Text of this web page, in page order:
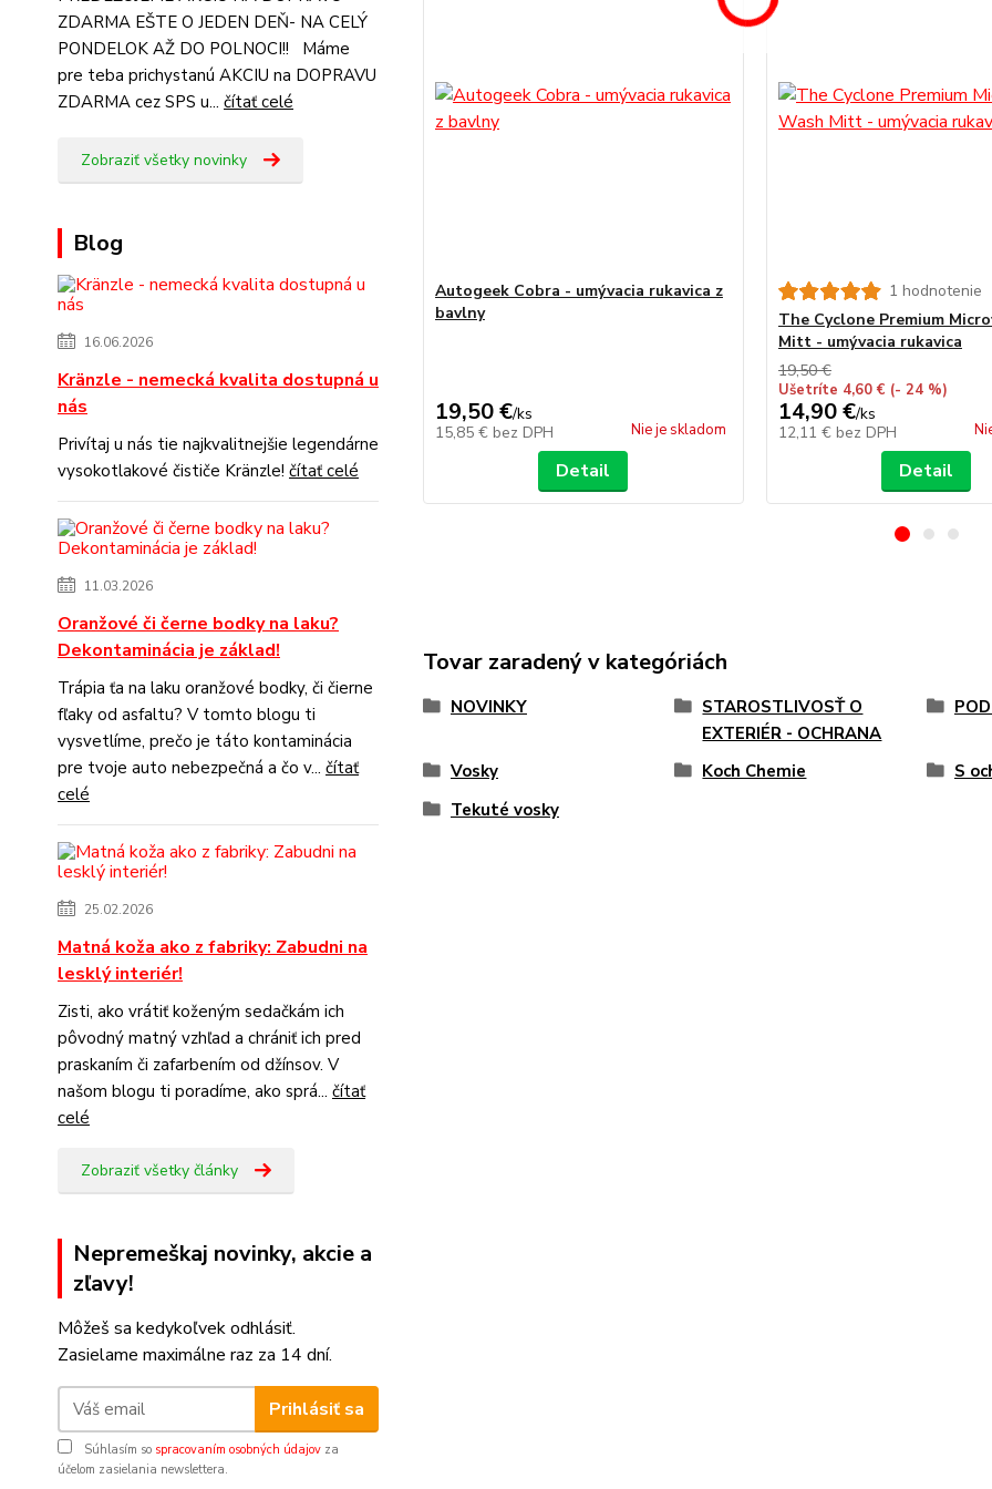
ZDARMA EŠTE O JEDEN DEŇ- NA CELÝ
PONDELOK AŽ DO POLNOCI!! Máme
pre teba prichystanú AKCIU na DOPRAVU
ZDARMA cez SPS u... čítať celé
Zobraziť všetky novinky
Blog
16.06.2026
Kränzle - nemecká kvalita dostupná u
nás
Privítaj u nás tie najkvalitnejšie legendárne
vysokotlakové čističe Kränzle! čítať celé
11.03.2026
Oranžové či černe bodky na laku?
Dekontaminácia je základ!
Trápia ťa na laku oranžové bodky, či čierne
fľaky od asfaltu? V tomto blogu ti
vysvetlíme, prečo je táto kontaminácia
pre tvoje auto nebezpečná a čo v... čítať
celé
25.02.2026
Matná koža ako z fabriky: Zabudni na
lesklý interiér!
Zisti, ako vrátiť koženým sedačkám ich
pôvodný matný vzhľad a chrániť ich pred
praskaním či zafarbením od džínsov. V
našom blogu ti poradíme, ako sprá... čítať
celé
Zobraziť všetky články
Nepremeškaj novinky, akcie a
zľavy!
Môžeš sa kedykoľvek odhlásiť.
Zasielame maximálne raz za 14 dní.
Prihlásiť sa
Súhlasím so spracovaním osobných údajov za
účelom zasielania newslettera.
Autogeek Cobra - umývacia rukavica z
bavlny
19,50 €/ks
15,85 € bez DPH Nie je skladom
Detail
1 hodnotenie
The Cyclone Premium
Mitt - umývacia rukavica
19,50 €
Ušetríte 4,60 € (- 24 %)
14,90 €/ks
12,11 € bez DPH
Detail
Tovar zaradený v kategóriách
NOVINKY
STAROSTLIVOSŤ O
EXTERIÉR - OCHRANA
Vosky Koch Chemie
S
Tekuté vosky